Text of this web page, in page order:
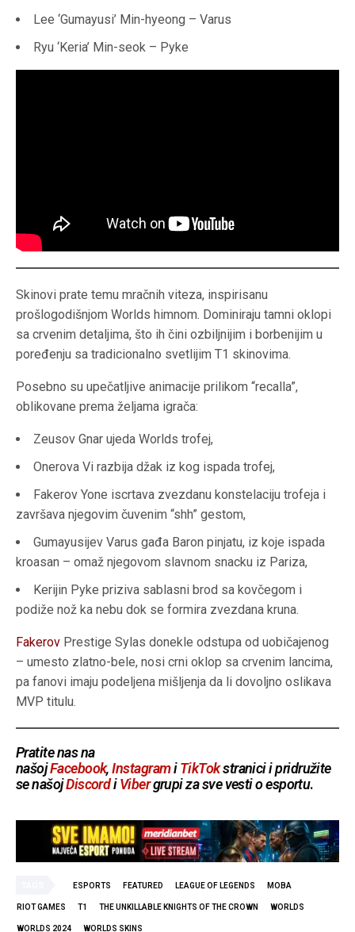
Lee ‘Gumayusi’ Min-hyeong – Varus
Ryu ‘Keria’ Min-seok – Pyke
Skinovi prate temu mračnih viteza, inspirisanu
prošlogodišnjom Worlds himnom. Dominiraju tamni oklopi
sa crvenim detaljima, što ih čini ozbiljnijim i borbenijim u
poređenju sa tradicionalno svetlijim T1 skinovima.
Posebno su upečatljive animacije prilikom “recalla”,
oblikovane prema željama igrača:
Zeusov Gnar ujeda Worlds trofej,
Onerova Vi razbija džak iz kog ispada trofej,
Fakerov Yone iscrtava zvezdanu konstelaciju trofeja i
završava njegovim čuvenim “shh” gestom,
Gumayusijev Varus gađa Baron pinjatu, iz koje ispada
kroasan – omaž njegovom slavnom snacku iz Pariza,
Kerijin Pyke priziva sablasni brod sa kovčegom i
podiže nož ka nebu dok se formira zvezdana kruna.
Fakerov Prestige Sylas donekle odstupa od uobičajenog
– umesto zlatno-bele, nosi crni oklop sa crvenim lancima,
pa fanovi imaju podeljena mišljenja da li dovoljno oslikava
MVP titulu.
Pratite nas na
našojFacebook,InstagramiTikTokstranici i pridružite
se našojDiscordiVibergrupi za sve vesti o esportu.
ESPORTS FEATURED LEAGUE OF LEGENDS MOBA
RIOT GAMES T1 THE UNKILLABLE KNIGHTS OF THE CROWN WORLDS
WORLDS 2024 WORLDS SKINS